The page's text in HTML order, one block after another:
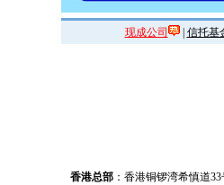
现成公司 | 信托基
香港总部 ：香港铜锣湾希慎道